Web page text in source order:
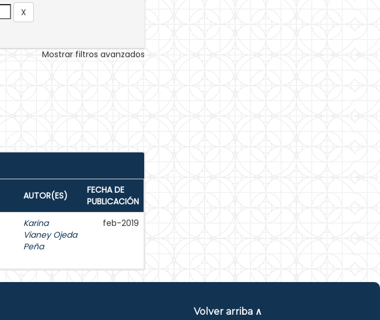
Mostrar filtros avanzados
AUTOR(ES)
FECHA DE
PUBLICACIÓN
Karina
Vianey Ojeda
Peña
feb-2019
Volver arriba ∧